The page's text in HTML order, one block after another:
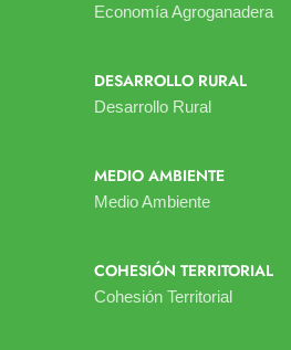
Economía Agroganadera
DESARROLLO RURAL
Desarrollo Rural
MEDIO AMBIENTE
Medio Ambiente
COHESIÓN TERRITORIAL
Cohesión Territorial